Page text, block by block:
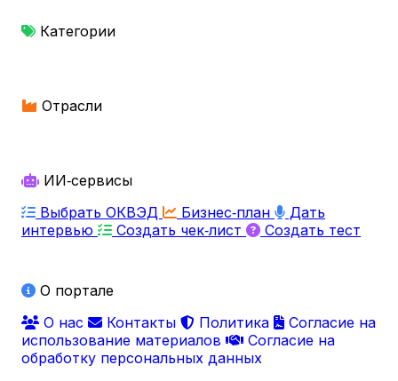
Категории
Отрасли
ИИ‑сервисы
Выбрать ОКВЭД
Бизнес‑план
Дать
интервью
Создать чек‑лист Создать тест
О портале
О нас
Контакты Политика
Согласие на
использование материалов
Согласие на
обработку персональных данных